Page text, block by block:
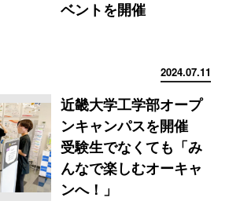
ベントを開催
2024.07.11
近畿大学工学部オープ
ンキャンパスを開催
受験生でなくても「み
んなで楽しむオーキャ
ンへ！」